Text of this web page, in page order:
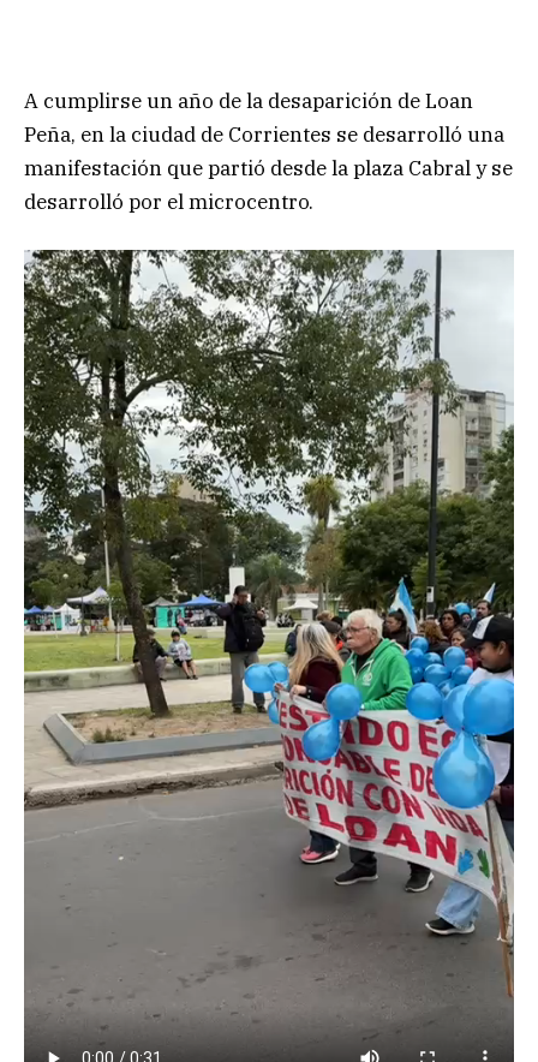
A cumplirse un año de la desaparición de Loan
Peña, en la ciudad de Corrientes se desarrolló una
manifestación que partió desde la plaza Cabral y se
desarrolló por el microcentro.